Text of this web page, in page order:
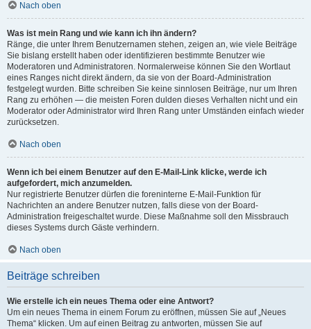
Nach oben
Was ist mein Rang und wie kann ich ihn ändern?
Ränge, die unter Ihrem Benutzernamen stehen, zeigen an, wie viele Beiträge
Sie bislang erstellt haben oder identifizieren bestimmte Benutzer wie
Moderatoren und Administratoren. Normalerweise können Sie den Wortlaut
eines Ranges nicht direkt ändern, da sie von der Board-Administration
festgelegt wurden. Bitte schreiben Sie keine sinnlosen Beiträge, nur um Ihren
Rang zu erhöhen — die meisten Foren dulden dieses Verhalten nicht und ein
Moderator oder Administrator wird Ihren Rang unter Umständen einfach wieder
zurücksetzen.
Nach oben
Wenn ich bei einem Benutzer auf den E-Mail-Link klicke, werde ich
aufgefordert, mich anzumelden.
Nur registrierte Benutzer dürfen die foreninterne E-Mail-Funktion für
Nachrichten an andere Benutzer nutzen, falls diese von der Board-
Administration freigeschaltet wurde. Diese Maßnahme soll den Missbrauch
dieses Systems durch Gäste verhindern.
Nach oben
Beiträge schreiben
Wie erstelle ich ein neues Thema oder eine Antwort?
Um ein neues Thema in einem Forum zu eröffnen, müssen Sie auf „Neues
Thema“ klicken. Um auf einen Beitrag zu antworten, müssen Sie auf